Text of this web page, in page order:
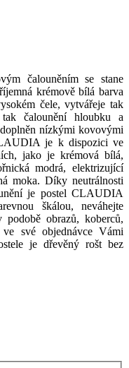
čalouněním se stane
krémově bílá barva
čele, vytvářeje tak
čalounění hloubku a
nízkými kovovými
je k dispozici ve
jako je krémová bílá,
modrá, elektrizující
moka. Díky neutrálnosti
je postel CLAUDIA
škálou, neváhejte
obrazů, koberců,
své objednávce Vámi
je dřevěný rošt bez